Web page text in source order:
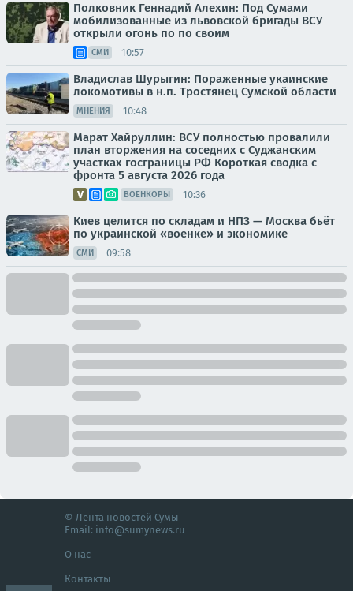
Полковник Геннадий Алехин: Под Сумами
мобилизованные из львовской бригады ВСУ
открыли огонь по по своим
СМИ 10:57
Владислав Шурыгин: Пораженные укаинские
локомотивы в н.п. Тростянец Сумской области
МНЕНИЯ 10:48
Марат Хайруллин: ВСУ полностью провалили
план вторжения на соседних с Суджанским
участках госграницы РФ Короткая сводка с
фронта 5 августа 2026 года
ВОЕНКОРЫ 10:36
Киев целится по складам и НПЗ — Москва бьёт
по украинской «военке» и экономике
СМИ 09:58
© Лента новостей Сумы
Email: info@sumynews.ru
О нас
Контакты